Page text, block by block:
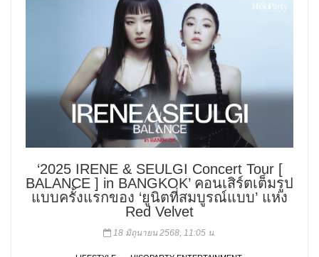
‘2025 IRENE & SEULGI Concert Tour [
BALANCE ] in BANGKOK’ คอนเสิร์ตเต็มรูป
แบบครั้งแรกของ ‘ยูนิตที่สมบูรณ์แบบ’ แห่ง
Red Velvet
18 มิถุนายน 2568, 11:05 น.